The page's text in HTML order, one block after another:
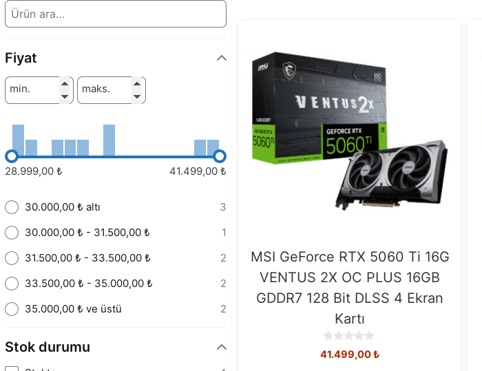
MSI GeForce RTX 5060 Ti 16G
VENTUS 2X OC PLUS 16GB
GDDR7 128 Bit DLSS 4 Ekran
Kartı
0
41.499,00₺
Fiyat
min. maks.
28.999,00 ₺ 41.499,00 ₺
30.000,00 ₺ altı
3
30.000,00 ₺ - 31.500,00 ₺
1
31.500,00 ₺ - 33.500,00 ₺
2
33.500,00 ₺ - 35.000,00 ₺
2
35.000,00 ₺ ve üstü
2
Stok durumu